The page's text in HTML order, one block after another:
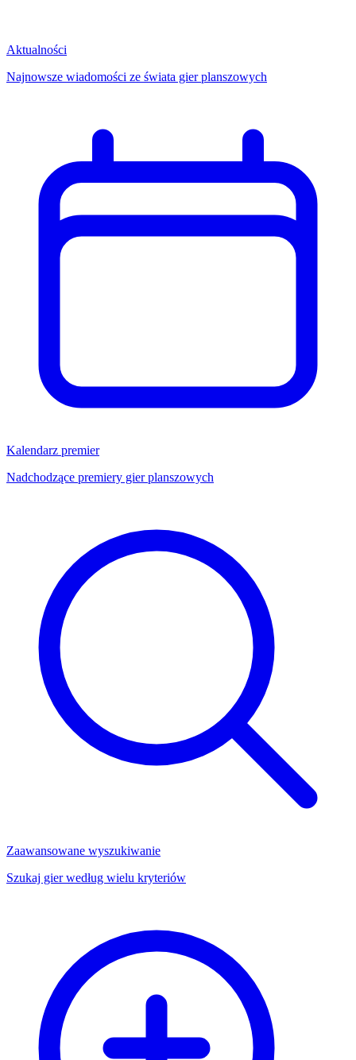
Aktualności
Najnowsze wiadomości ze świata gier planszowych
Kalendarz premier
Nadchodzące premiery gier planszowych
Zaawansowane wyszukiwanie
Szukaj gier według wielu kryteriów